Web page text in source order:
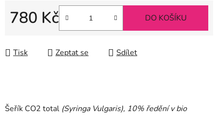
780 Kč DO KOŠÍKU
Tisk Zeptat se Sdílet
Šeřík CO2 total (Syringa Vulgaris), 10% ředění v bio